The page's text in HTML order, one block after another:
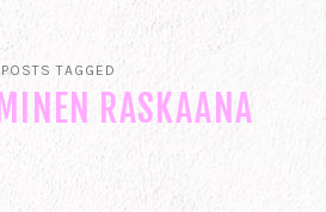
POSTS TAGGED
RASKAANA